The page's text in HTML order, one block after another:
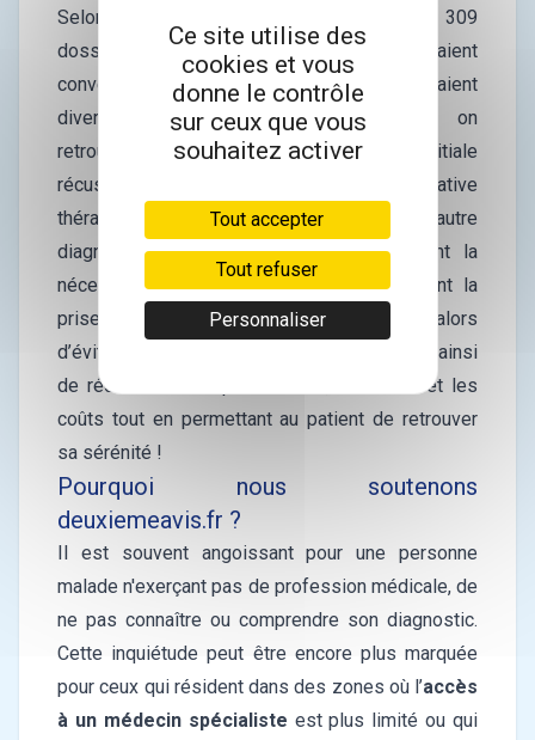
Selon des chiffres de
sur 309
dossiers expertisés, 69% des avis étaient
convergents avec le premier avis et 31% étaient
divergents. Parmi ces avis divergents, on
retrouvait une indication chirurgicale initiale
récusée, des propositions d’alternative
thérapeutique ou encore une proposition d’autre
diagnostic. Ces différents avis démontrent la
nécessité d’examens complémentaires avant la
prise de décision. Cette approche permet alors
d’éviter une opération ou un arrêt de travail et ainsi
de réduire les temps d’attente, le stress et les
coûts tout en permettant au patient de retrouver
sa sérénité !
Pourquoi nous soutenons
deuxiemeavis.fr ?
Il est souvent angoissant pour une personne
malade n'exerçant pas de profession médicale, de
ne pas connaître ou comprendre son diagnostic.
Cette inquiétude peut être encore plus marquée
pour ceux qui résident dans des zones où l’accès
à un médecin spécialiste est plus limité ou qui
Ce site utilise des
cookies et vous
donne le contrôle
sur ceux que vous
souhaitez activer
Tout accepter
Tout refuser
Personnaliser